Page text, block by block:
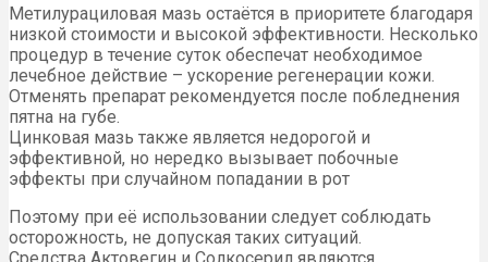
Метилурациловая мазь остаётся в приоритете благодаря
низкой стоимости и высокой эффективности. Несколько
процедур в течение суток обеспечат необходимое
лечебное действие – ускорение регенерации кожи.
Отменять препарат рекомендуется после побледнения
пятна на губе.
Цинковая мазь также является недорогой и
эффективной, но нередко вызывает побочные
эффекты при случайном попадании в рот
Поэтому при её использовании следует соблюдать
осторожность, не допуская таких ситуаций.